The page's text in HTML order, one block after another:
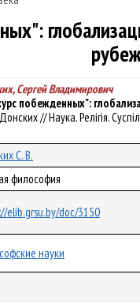
Сергей Владимирович
побежденных":
// Наука. Релігія.
С. В.
философия
elib.grsu.by/doc/3150
науки